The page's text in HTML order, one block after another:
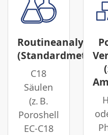
Routineanalytik
C18
Säulen
(z. B.
Poroshell
EC-C18